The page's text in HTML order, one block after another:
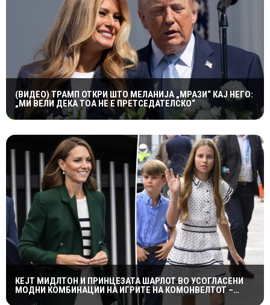
(ВИДЕО) ТРАМП ОТКРИ ШТО МЕЛАНИЈА „МРАЗИ“ КАЈ НЕГО:
„МИ ВЕЛИ ДЕКА ТОА НЕ Е ПРЕТСЕДАТЕЛСКО“
КЕЈТ МИДЛТОН И ПРИНЦЕЗАТА ШАРЛОТ ВО УСОГЛАСЕНИ
МОДНИ КОМБИНАЦИИ НА ИГРИТЕ НА КОМОНВЕЛТОТ –
КРАЛСКОТО СЕМЕЈСТВО ГО ПРИВЛЕЧЕ ЦЕЛОТО ВНИМАНИЕ